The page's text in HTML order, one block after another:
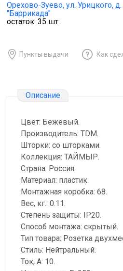
Орехово-Зуево, ул. Урицкого,
"Баррикада"
остаток: 35 шт.
Пункты выдачи Как
Описание
Цвет: Бежевый.
Производитель: TDM.
Шторки: со шторками.
Коллекция: ТАЙМЫР.
Страна: Россия.
Материал: пластик.
Монтажная коробка: 68.
Вес, кг.: 0.11.
Степень защиты: IP20.
Способ монтажа: скрытый.
Тип товара: Розетка
Стиль: Нейтральный.
Ток, А: 10.